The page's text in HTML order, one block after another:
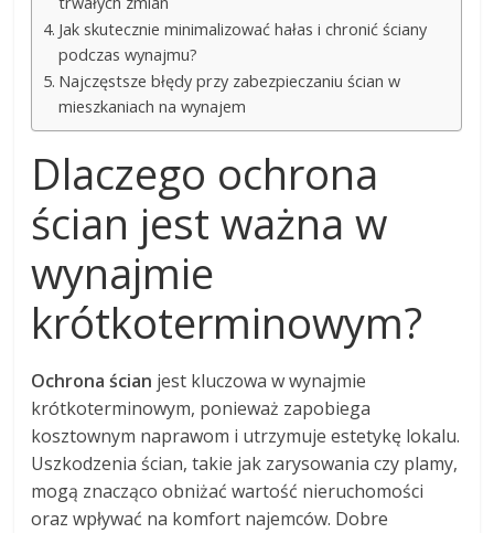
Jak skutecznie minimalizować hałas i chronić ściany
podczas wynajmu?
Najczęstsze błędy przy zabezpieczaniu ścian w
mieszkaniach na wynajem
Dlaczego ochrona
ścian jest ważna w
wynajmie
krótkoterminowym?
Ochrona ścian jest kluczowa w wynajmie
krótkoterminowym, ponieważ zapobiega
kosztownym naprawom i utrzymuje estetykę lokalu.
Uszkodzenia ścian, takie jak zarysowania czy plamy,
mogą znacząco obniżać wartość nieruchomości
oraz wpływać na komfort najemców. Dobre